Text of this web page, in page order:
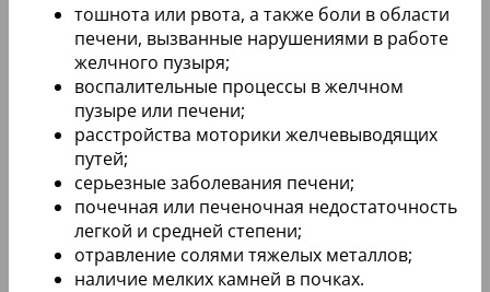
тошнота или рвота, а также боли в области
печени, вызванные нарушениями в работе
желчного пузыря;
воспалительные процессы в желчном
пузыре или печени;
расстройства моторики желчевыводящих
путей;
серьезные заболевания печени;
почечная или печеночная недостаточность
легкой и средней степени;
отравление солями тяжелых металлов;
наличие мелких камней в почках.